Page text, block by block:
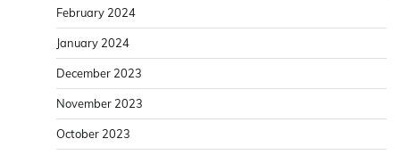
February 2024
January 2024
December 2023
November 2023
October 2023